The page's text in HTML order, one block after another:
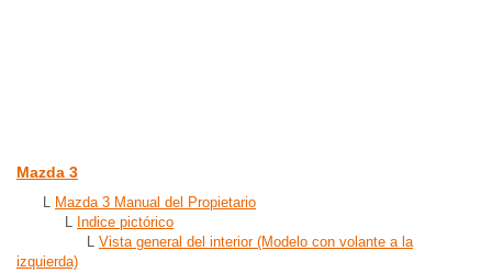
Mazda 3
L Mazda 3 Manual del Propietario
L Indice pictórico
L Vista general del interior (Modelo con volante a la
izquierda)